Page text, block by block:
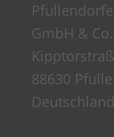
GmbH &
88630
Deutschland